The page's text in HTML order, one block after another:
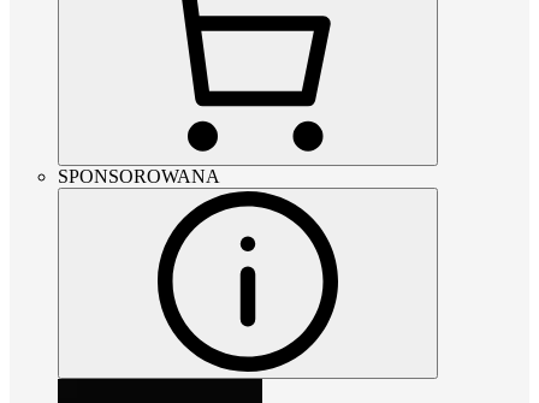
SPONSOROWANA